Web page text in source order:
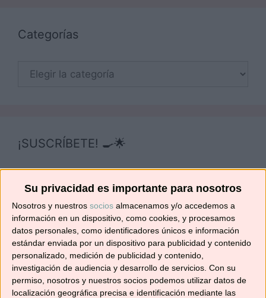
Su privacidad es importante para nosotros
Nosotros y nuestros socios almacenamos y/o accedemos a
información en un dispositivo, como cookies, y procesamos
datos personales, como identificadores únicos e información
estándar enviada por un dispositivo para publicidad y contenido
personalizado, medición de publicidad y contenido,
investigación de audiencia y desarrollo de servicios. Con su
permiso, nosotros y nuestros socios podemos utilizar datos de
localización geográfica precisa e identificación mediante las
Categorías
Categorías
¡SUSCRÍBETE! 🍳🌟
en tu correo.
¡No te pierdas ninguna! 👩‍🍳👨‍🍳
Dirección
correo
electrónico
Suscribir